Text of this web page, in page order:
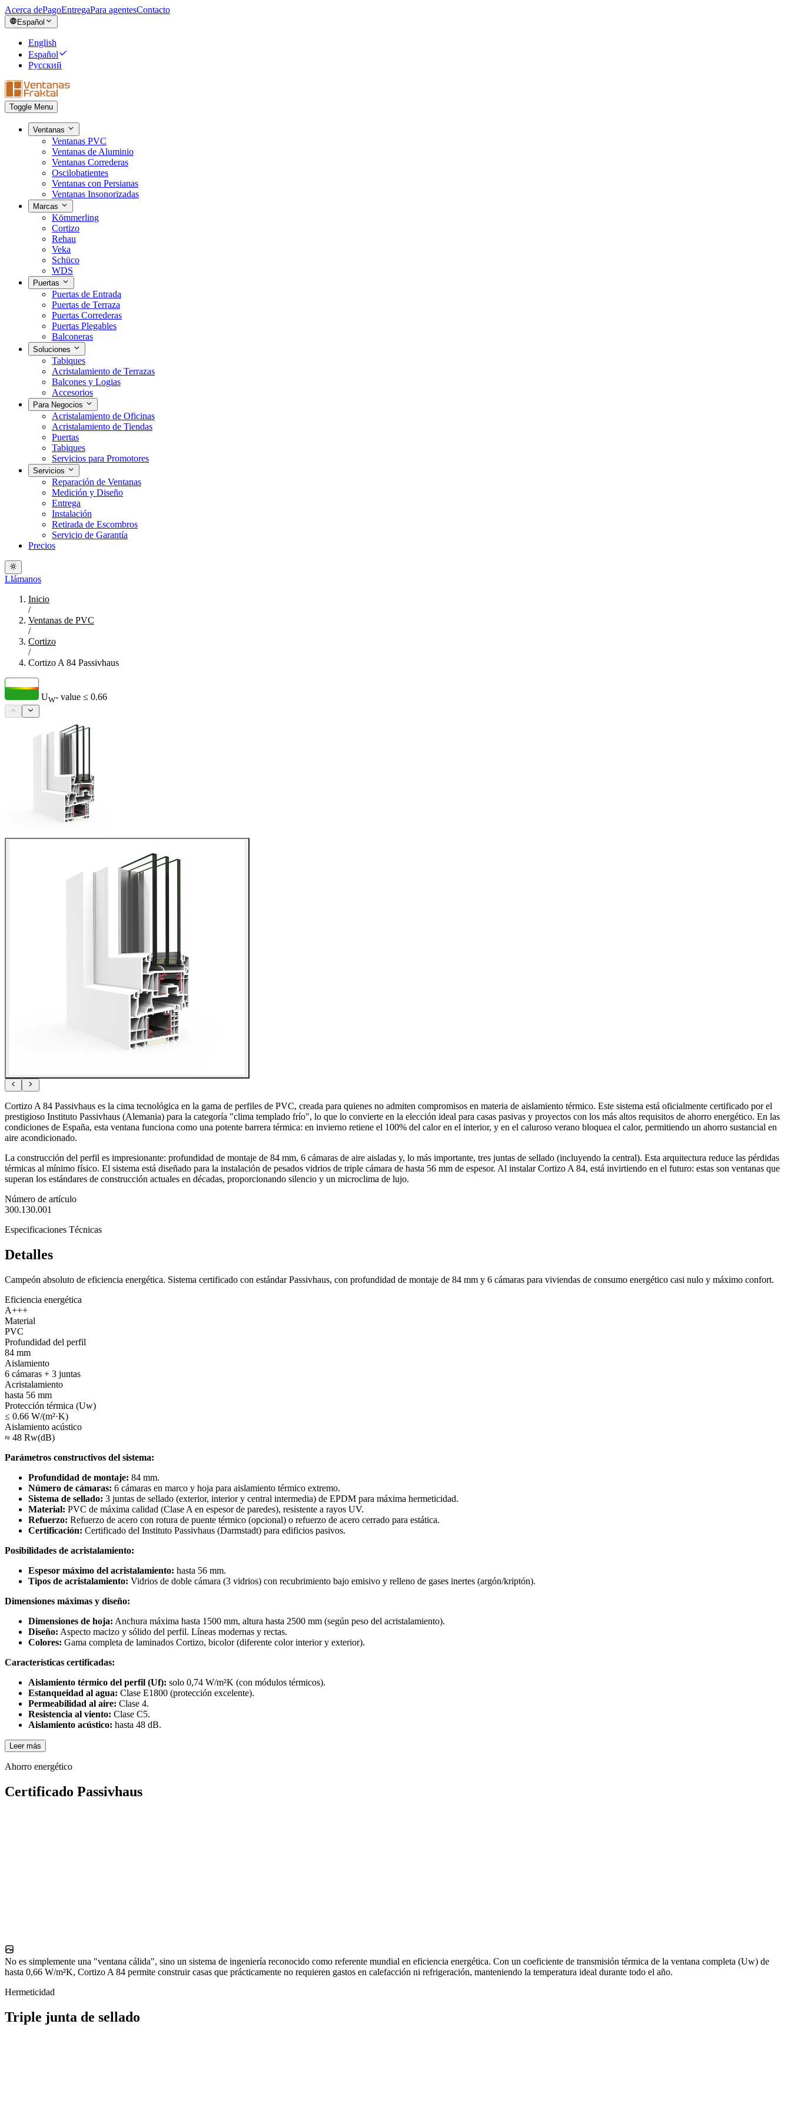
Acerca dePagoEntregaPara agentesContacto
Español
English
Español
Русский
Toggle Menu
Ventanas
Ventanas PVC
Ventanas de Aluminio
Ventanas Correderas
Oscilobatientes
Ventanas con Persianas
Ventanas Insonorizadas
Marcas
Kömmerling
Cortizo
Rehau
Veka
Schüco
WDS
Puertas
Puertas de Entrada
Puertas de Terraza
Puertas Correderas
Puertas Plegables
Balconeras
Soluciones
Tabiques
Acristalamiento de Terrazas
Balcones y Logias
Accesorios
Para Negocios
Acristalamiento de Oficinas
Acristalamiento de Tiendas
Puertas
Tabiques
Servicios para Promotores
Servicios
Reparación de Ventanas
Medición y Diseño
Entrega
Instalación
Retirada de Escombros
Servicio de Garantía
Precios
Llámanos
Inicio
/
Ventanas de PVC
/
Cortizo
/
Cortizo A 84 Passivhaus
UW- value ≤ 0.66
Cortizo A 84 Passivhaus es la cima tecnológica en la gama de perfiles de PVC, creada para quienes no admiten compromisos en materia de aislamiento térmico. Este sistema está oficialmente certificado por el
prestigioso Instituto Passivhaus (Alemania) para la categoría "clima templado frío", lo que lo convierte en la elección ideal para casas pasivas y proyectos con los más altos requisitos de ahorro energético. En las
condiciones de España, esta ventana funciona como una potente barrera térmica: en invierno retiene el 100% del calor en el interior, y en el caluroso verano bloquea el calor, permitiendo un ahorro sustancial en
aire acondicionado.
La construcción del perfil es impresionante: profundidad de montaje de 84 mm, 6 cámaras de aire aisladas y, lo más importante, tres juntas de sellado (incluyendo la central). Esta arquitectura reduce las pérdidas
térmicas al mínimo físico. El sistema está diseñado para la instalación de pesados vidrios de triple cámara de hasta 56 mm de espesor. Al instalar Cortizo A 84, está invirtiendo en el futuro: estas son ventanas que
superan los estándares de construcción actuales en décadas, proporcionando silencio y un microclima de lujo.
Número de artículo
300.130.001
Especificaciones Técnicas
Detalles
Campeón absoluto de eficiencia energética. Sistema certificado con estándar Passivhaus, con profundidad de montaje de 84 mm y 6 cámaras para viviendas de consumo energético casi nulo y máximo confort.
Eficiencia energética
A+++
Material
PVC
Profundidad del perfil
84 mm
Aislamiento
6 cámaras + 3 juntas
Acristalamiento
hasta 56 mm
Protección térmica (Uw)
≤ 0.66 W/(m²·K)
Aislamiento acústico
≈ 48 Rw(dB)
Parámetros constructivos del sistema:
Profundidad de montaje: 84 mm.
Número de cámaras: 6 cámaras en marco y hoja para aislamiento térmico extremo.
Sistema de sellado: 3 juntas de sellado (exterior, interior y central intermedia) de EPDM para máxima hermeticidad.
Material: PVC de máxima calidad (Clase A en espesor de paredes), resistente a rayos UV.
Refuerzo: Refuerzo de acero con rotura de puente térmico (opcional) o refuerzo de acero cerrado para estática.
Certificación: Certificado del Instituto Passivhaus (Darmstadt) para edificios pasivos.
Posibilidades de acristalamiento:
Espesor máximo del acristalamiento: hasta 56 mm.
Tipos de acristalamiento: Vidrios de doble cámara (3 vidrios) con recubrimiento bajo emisivo y relleno de gases inertes (argón/kriptón).
Dimensiones máximas y diseño:
Dimensiones de hoja: Anchura máxima hasta 1500 mm, altura hasta 2500 mm (según peso del acristalamiento).
Diseño: Aspecto macizo y sólido del perfil. Líneas modernas y rectas.
Colores: Gama completa de laminados Cortizo, bicolor (diferente color interior y exterior).
Características certificadas:
Aislamiento térmico del perfil (Uf): solo 0,74 W/m²K (con módulos térmicos).
Estanqueidad al agua: Clase E1800 (protección excelente).
Permeabilidad al aire: Clase 4.
Resistencia al viento: Clase C5.
Aislamiento acústico: hasta 48 dB.
Leer más
Ahorro energético
Certificado Passivhaus
No es simplemente una "ventana cálida", sino un sistema de ingeniería reconocido como referente mundial en eficiencia energética. Con un coeficiente de transmisión térmica de la ventana completa (Uw) de
hasta 0,66 W/m²K, Cortizo A 84 permite construir casas que prácticamente no requieren gastos en calefacción ni refrigeración, manteniendo la temperatura ideal durante todo el año.
Hermeticidad
Triple junta de sellado